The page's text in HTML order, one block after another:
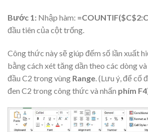
Bước 1: Nhập hàm:
đầu tiên của cột trống.
Công thức này sẽ giúp đếm số lần xuất
bằng cách xét tăng dần theo các dòng
đầu C2 trong vùng Range. (Lưu ý, để cố
đen C2 trong công thức và nhấn phím F4